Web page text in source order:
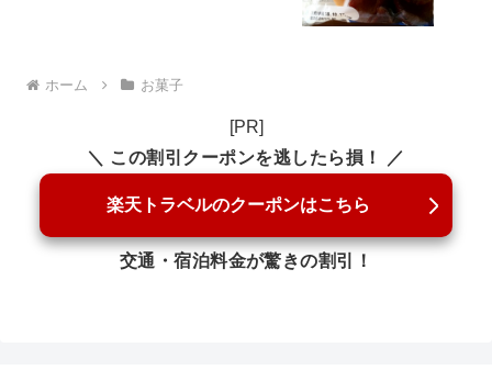
ホーム お菓子
[PR]
＼ この割引クーポンを逃したら損！ ／
楽天トラベルのクーポンはこちら
交通・宿泊料金が驚きの割引！